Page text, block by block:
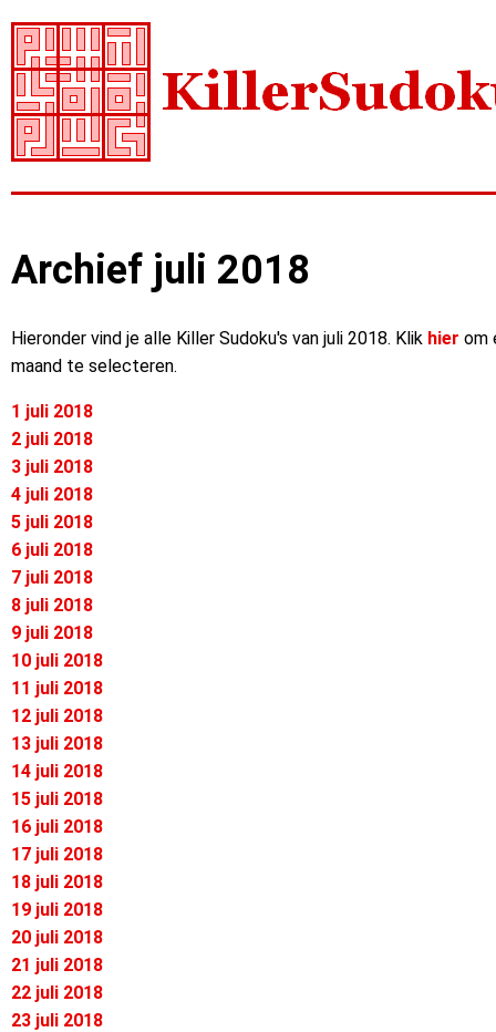
Archief juli 2018
Hieronder vind je alle Killer Sudoku's van juli 2018. Klik hier om
maand te selecteren.
1 juli 2018
2 juli 2018
3 juli 2018
4 juli 2018
5 juli 2018
6 juli 2018
7 juli 2018
8 juli 2018
9 juli 2018
10 juli 2018
11 juli 2018
12 juli 2018
13 juli 2018
14 juli 2018
15 juli 2018
16 juli 2018
17 juli 2018
18 juli 2018
19 juli 2018
20 juli 2018
21 juli 2018
22 juli 2018
23 juli 2018